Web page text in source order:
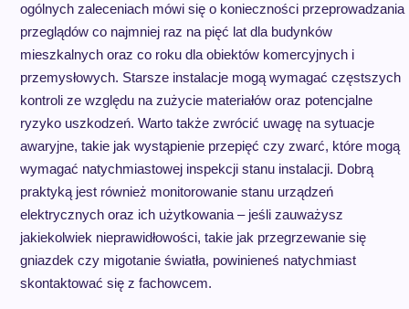
ogólnych zaleceniach mówi się o konieczności przeprowadzania
przeglądów co najmniej raz na pięć lat dla budynków
mieszkalnych oraz co roku dla obiektów komercyjnych i
przemysłowych. Starsze instalacje mogą wymagać częstszych
kontroli ze względu na zużycie materiałów oraz potencjalne
ryzyko uszkodzeń. Warto także zwrócić uwagę na sytuacje
awaryjne, takie jak wystąpienie przepięć czy zwarć, które mogą
wymagać natychmiastowej inspekcji stanu instalacji. Dobrą
praktyką jest również monitorowanie stanu urządzeń
elektrycznych oraz ich użytkowania – jeśli zauważysz
jakiekolwiek nieprawidłowości, takie jak przegrzewanie się
gniazdek czy migotanie światła, powinieneś natychmiast
skontaktować się z fachowcem.